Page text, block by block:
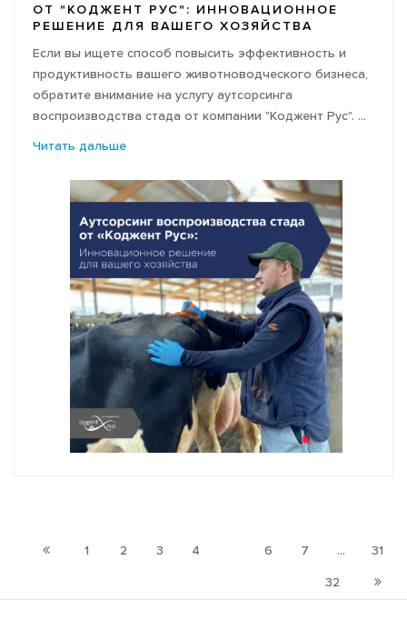
ОТ "КОДЖЕНТ РУС": ИННОВАЦИОННОЕ
РЕШЕНИЕ ДЛЯ ВАШЕГО ХОЗЯЙСТВА
Если вы ищете способ повысить эффективность и
продуктивность вашего животноводческого бизнеса,
обратите внимание на услугу аутсорсинга
воспроизводства стада от компании "Коджент Рус". ...
Читать дальше
1 2 3 4 6 7 ... 31
32